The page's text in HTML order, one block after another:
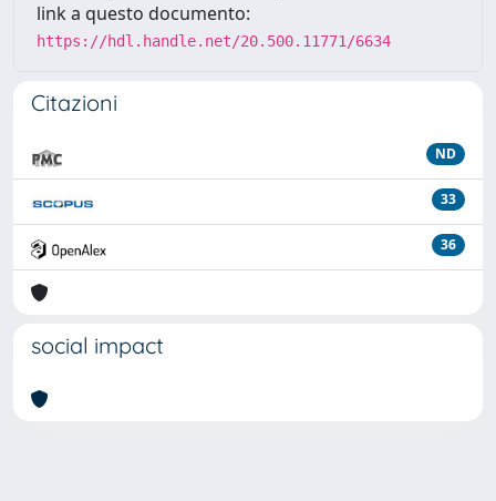
link a questo documento:
https://hdl.handle.net/20.500.11771/6634
Citazioni
ND
33
36
social impact